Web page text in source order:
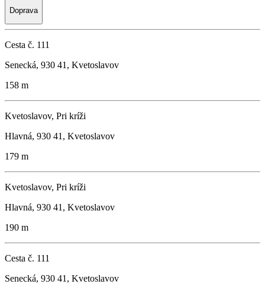
Doprava
Cesta č. 111
Senecká, 930 41, Kvetoslavov
158 m
Kvetoslavov, Pri kríži
Hlavná, 930 41, Kvetoslavov
179 m
Kvetoslavov, Pri kríži
Hlavná, 930 41, Kvetoslavov
190 m
Cesta č. 111
Senecká, 930 41, Kvetoslavov